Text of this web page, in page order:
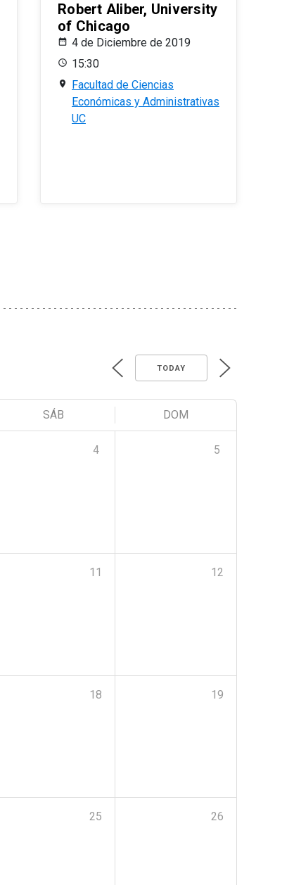
Robert Aliber, University
of Chicago
4 de Diciembre de 2019
15:30
Facultad de Ciencias
Económicas y Administrativas
UC
TODAY
SÁB DOM
4 5
11 12
18 19
25 26